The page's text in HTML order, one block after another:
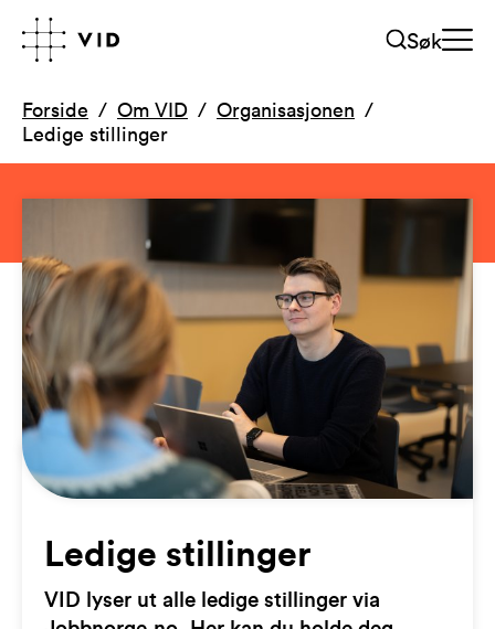
Søk
Forside Om VID
Organisasjonen
Ledige stillinger
Ledige stillinger
VID lyser ut alle ledige stillinger via